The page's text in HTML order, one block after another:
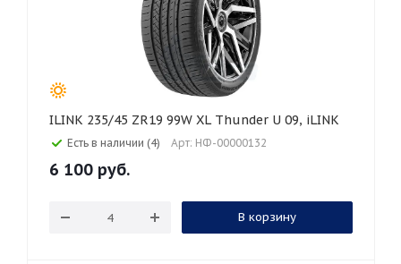
ILINK 235/45 ZR19 99W XL Thunder U 09, iLINK
Есть в наличии (4) Арт: НФ-00000132
6 100 руб.
В корзину